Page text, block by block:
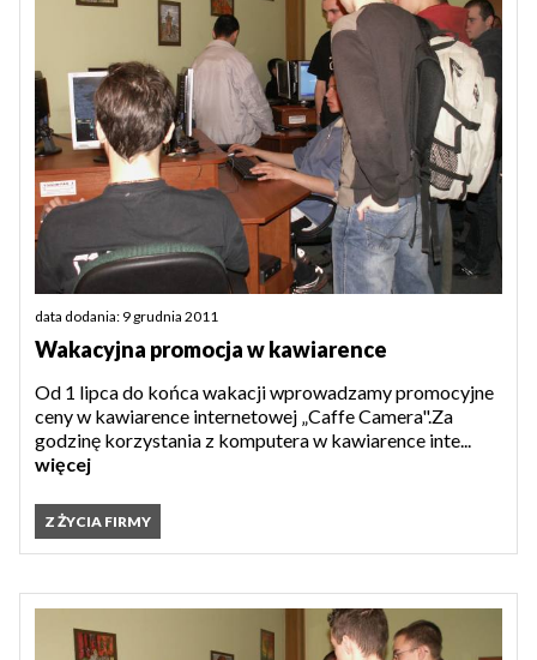
data dodania: 9 grudnia 2011
Wakacyjna promocja w kawiarence
Od 1 lipca do końca wakacji wprowadzamy promocyjne
ceny w kawiarence internetowej „Caffe Camera".Za
godzinę korzystania z komputera w kawiarence inte...
więcej
Z ŻYCIA FIRMY